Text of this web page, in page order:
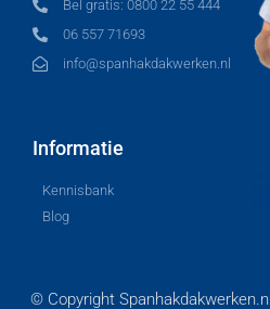
Bel gratis: 0800 22 55 444
06 557 71693
info@spanhakdakwerken.nl
Informatie
Kennisbank
Blog
© Copyright Spanhakdakwerken.nl